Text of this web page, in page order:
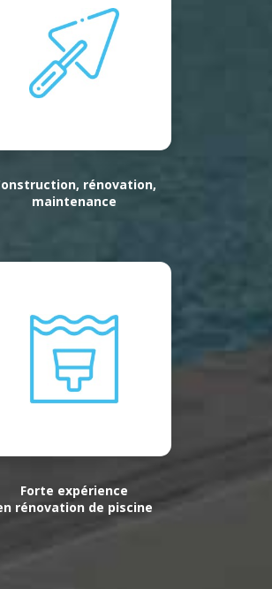
rénovation,
maintenance
Forte expérience
rénovation de piscine